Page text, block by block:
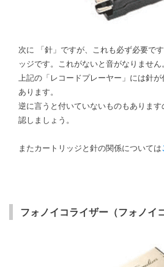
次に 「針」ですが、これも必ず必要で
ッジです。これがないと音がなりません
上記の「レコードプレーヤー」には針
あります。
逆に言うと付いていないものもありま
認しましょう。
またカートリッジと針の関係については
フォノイコライザー（フォノイ